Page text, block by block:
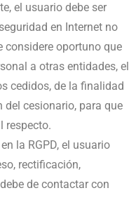
el usuario debe ser
en Internet no
considere oportuno que
a otras entidades, el
cedidos, de la finalidad
del cesionario, para que
respecto.
la RGPD, el usuario
rectificación,
de contactar con